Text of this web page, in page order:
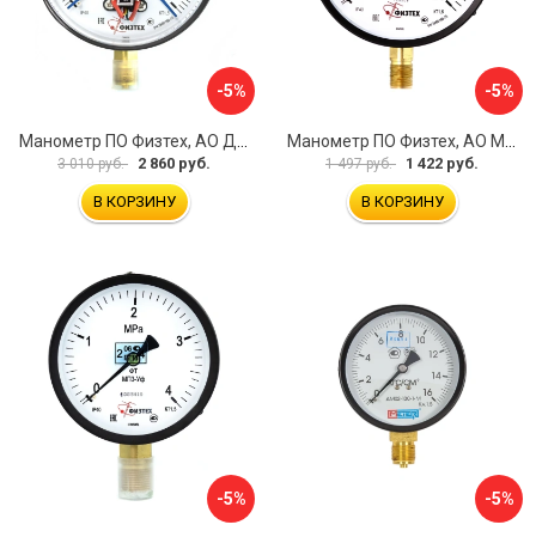
-5%
Манометр ПО Физтех, АО ДМ2005ф 4687205178077
3 010 руб. 2 860 руб.
В КОРЗИНУ
-5%
Манометр ПО Физтех, АО МП4-Уф 4687205178602
1 497 руб. 1 422 руб.
В КОРЗИНУ
-5% -5%